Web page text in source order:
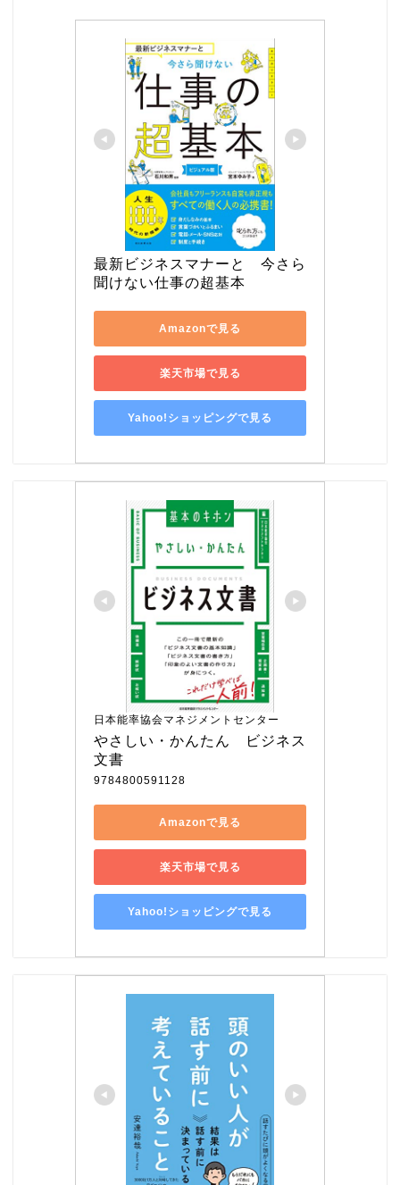
最新ビジネスマナーと　今さら
聞けない仕事の超基本
Amazonで見る
楽天市場で見る
Yahoo!ショッピングで見る
日本能率協会マネジメントセンター
やさしい・かんたん　ビジネス
文書
9784800591128
Amazonで見る
楽天市場で見る
Yahoo!ショッピングで見る